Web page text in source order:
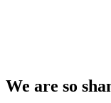
We are so